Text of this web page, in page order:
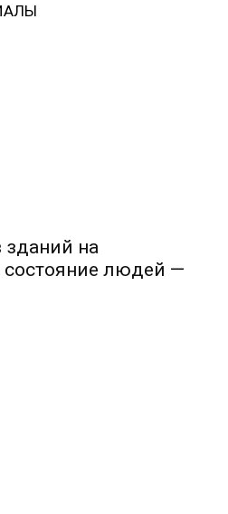
на
состояние людей —